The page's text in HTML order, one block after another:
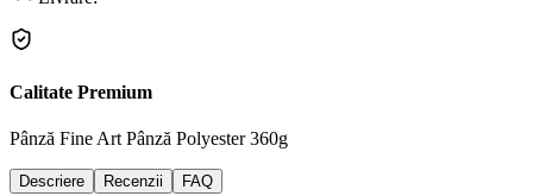
Calitate Premium
Pânză Fine Art Pânză Polyester 360g
Descriere Recenzii FAQ